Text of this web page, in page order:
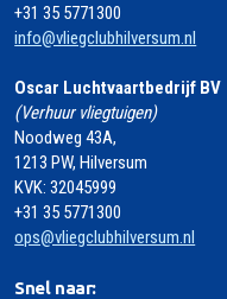
+31 35 5771300
info@vliegclubhilversum.nl
Oscar Luchtvaartbedrijf BV
(Verhuur vliegtuigen)
Noodweg 43A,
1213 PW, Hilversum
KVK: 32045999
+31 35 5771300
ops@vliegclubhilversum.nl
Snel naar: